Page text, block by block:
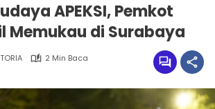
APEKSI, Pemkot
Memukau di Surabaya
2 Min Baca